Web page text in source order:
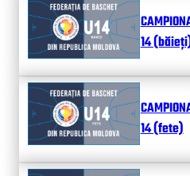
14
14 (fete)